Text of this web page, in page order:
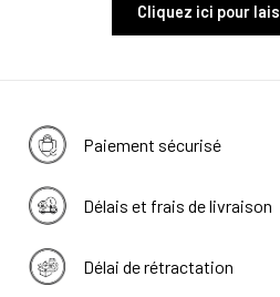
Cliquez ici pour
Paiement sécurisé
Délais et frais de livraison
Délai de rétractation